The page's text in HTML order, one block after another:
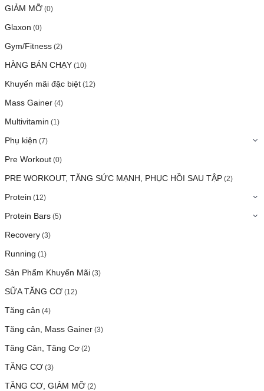
GIẢM MỠ (0)
Glaxon (0)
Gym/Fitness (2)
HÀNG BÁN CHẠY (10)
Khuyến mãi đặc biệt (12)
Mass Gainer (4)
Multivitamin (1)
Phụ kiện (7)
Pre Workout (0)
PRE WORKOUT, TĂNG SỨC MẠNH, PHỤC HỒI SAU TẬP (2)
Protein (12)
Protein Bars (5)
Recovery (3)
Running (1)
Sản Phẩm Khuyến Mãi (3)
SỮA TĂNG CƠ (12)
Tăng cân (4)
Tăng cân, Mass Gainer (3)
Tăng Cân, Tăng Cơ (2)
TĂNG CƠ (3)
TĂNG CƠ, GIẢM MỠ (2)